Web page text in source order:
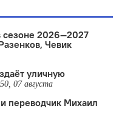
сезоне 2026—2027
Чевик
уличную
07 августа
переводчик Михаил